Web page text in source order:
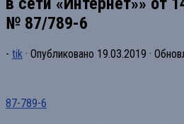
№ 87/789-6
- tik · Опубликовано 19.03.2019 ·
87-789-6